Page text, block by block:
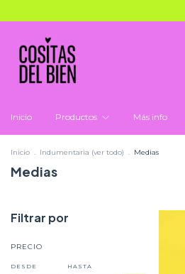
Inicio Productos Más info
Inicio . Indumentaria (ver todo) . Medias
Medias
Filtrar por
PRECIO
DESDE HASTA